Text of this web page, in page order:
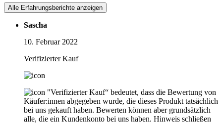
Alle Erfahrungsberichte anzeigen
Sascha
10. Februar 2022
Verifizierter Kauf
"Verifizierter Kauf“ bedeutet, dass die Bewertung von
Käufer:innen abgegeben wurde, die dieses Produkt tatsächlich
bei uns gekauft haben. Bewerten können aber grundsätzlich
alle, die ein Kundenkonto bei uns haben. Hinweis schließen